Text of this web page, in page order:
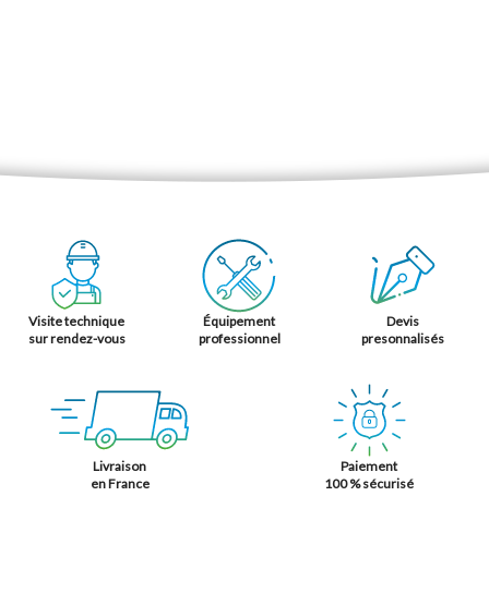
Visite technique
sur rendez-vous
Équipement
professionnel
Devis
presonnalisés
Livraison
en France
Paiement
100 % sécurisé